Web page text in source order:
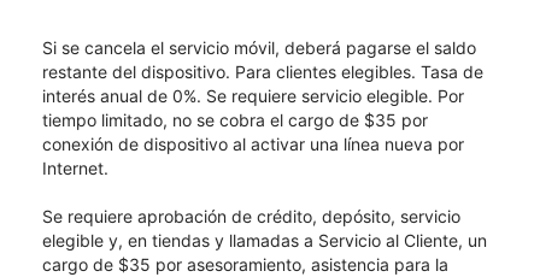
Si se cancela el servicio móvil, deberá pagarse el saldo
restante del dispositivo. Para clientes elegibles. Tasa de
interés anual de 0%. Se requiere servicio elegible. Por
tiempo limitado, no se cobra el cargo de $35 por
conexión de dispositivo al activar una línea nueva por
Internet.
Se requiere aprobación de crédito, depósito, servicio
elegible y, en tiendas y llamadas a Servicio al Cliente, un
cargo de $35 por asesoramiento, asistencia para la